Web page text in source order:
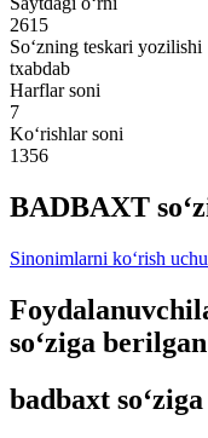
2615
So‘zning teskari yozilishi
txabdab
Harflar soni
7
Ko‘rishlar soni
1356
BADBAXT
Sinonimlarni ko‘rish
so‘ziga
badbaxt